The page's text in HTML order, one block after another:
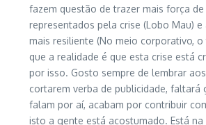
fazem questão de trazer mais força
representados pela crise (Lobo Mau)
mais resiliente (No meio corporativo,
que a realidade é que esta crise está
por isso. Gosto sempre de lembrar
cortarem verba de publicidade, faltará
falam por aí, acabam por contribuir
isto a gente está acostumado. Está